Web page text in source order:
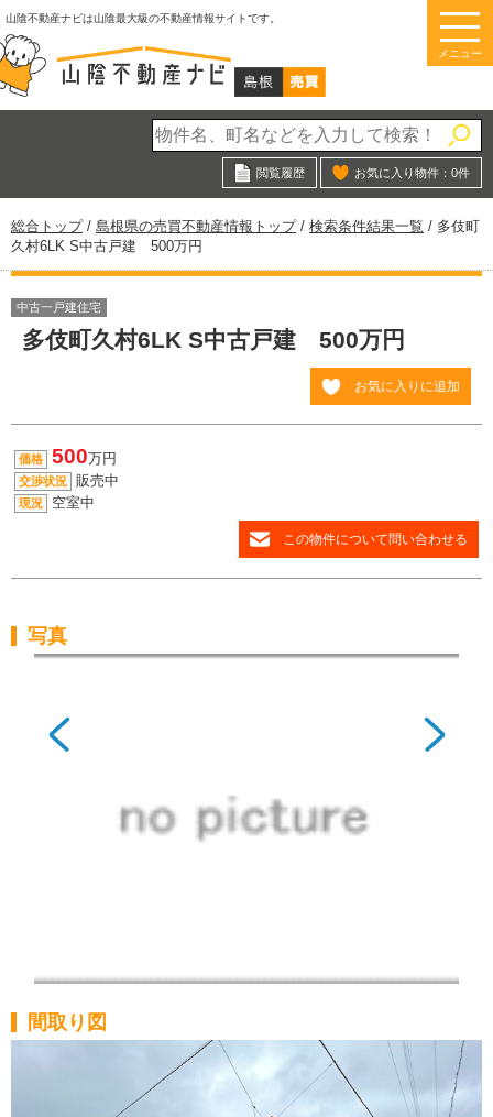
このページの本文へ
山陰不動産ナビは山陰最大級の不動産情報サイトです。
メニュー
閲覧履歴 お気に入り物件： 0件
現
在
の
置：
総合トップ/ 島根県の売買不動産情報トップ/ 検索条件結果一覧 / 多伎町
久村6LK S中古戸建 500万円
中古一戸建住宅
多伎町久村6LK S中古戸建 500万円
お気に入りに追加
価格 500万円
交渉状況 販売中
現況 空室中
この物件について問い合わせる
写真
間取り図